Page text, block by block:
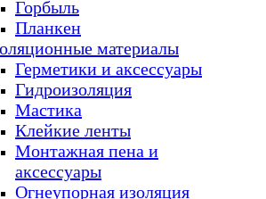
Горбыль
Планкен
материалы
Герметики и аксессуары
Гидроизоляция
Мастика
Клейкие ленты
Монтажная пена и
аксессуары
Огнеупорная изоляция